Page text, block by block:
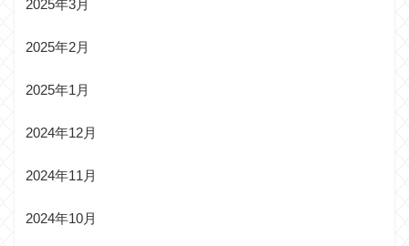
2025年3月
2025年2月
2025年1月
2024年12月
2024年11月
2024年10月